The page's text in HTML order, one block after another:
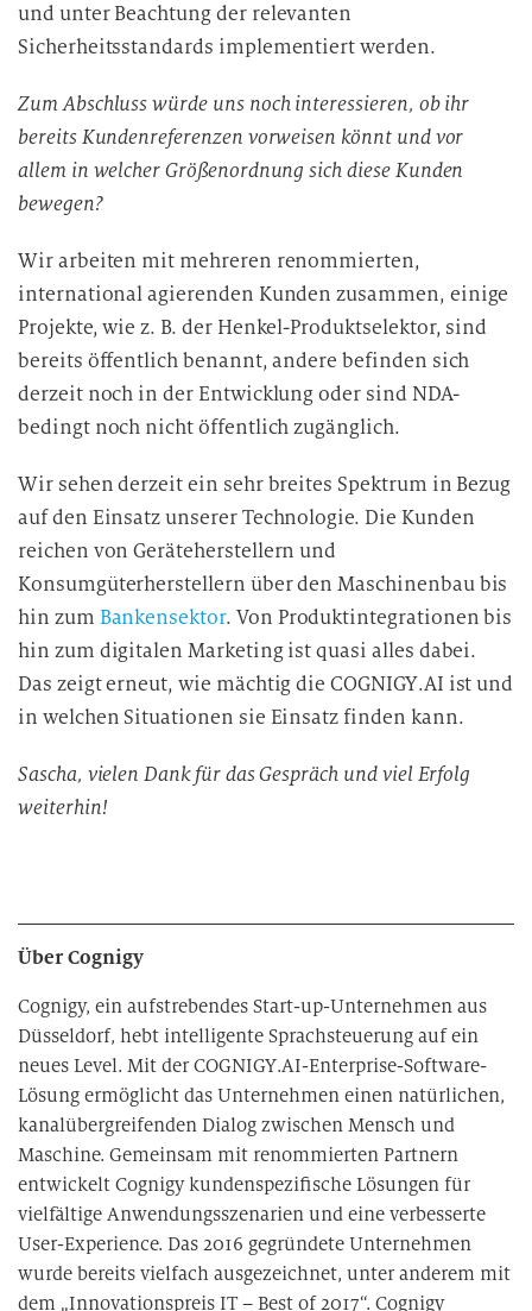
und unter Beachtung der relevanten
Sicherheitsstandards implementiert werden.
Zum Abschluss würde uns noch interessieren, ob ihr
bereits Kundenreferenzen vorweisen könnt und vor
allem in welcher Größenordnung sich diese Kunden
bewegen?
Wir arbeiten mit mehreren renommierten,
international agierenden Kunden zusammen, einige
Projekte, wie z. B. der Henkel-Produktselektor, sind
bereits öffentlich benannt, andere befinden sich
derzeit noch in der Entwicklung oder sind NDA-
bedingt noch nicht öffentlich zugänglich.
Wir sehen derzeit ein sehr breites Spektrum in Bezug
auf den Einsatz unserer Technologie. Die Kunden
reichen von Geräteherstellern und
Konsumgüterherstellern über den Maschinenbau bis
hin zum Bankensektor. Von Produktintegrationen bis
hin zum digitalen Marketing ist quasi alles dabei.
Das zeigt erneut, wie mächtig die COGNIGY.AI ist und
in welchen Situationen sie Einsatz finden kann.
Sascha, vielen Dank für das Gespräch und viel Erfolg
weiterhin!
Über Cognigy
Cognigy, ein aufstrebendes Start-up-Unternehmen aus
Düsseldorf, hebt intelligente Sprachsteuerung auf ein
neues Level. Mit der COGNIGY.AI-Enterprise-Software-
Lösung ermöglicht das Unternehmen einen natürlichen,
kanalübergreifenden Dialog zwischen Mensch und
Maschine. Gemeinsam mit renommierten Partnern
entwickelt Cognigy kundenspezifische Lösungen für
vielfältige Anwendungsszenarien und eine verbesserte
User-Experience. Das 2016 gegründete Unternehmen
wurde bereits vielfach ausgezeichnet, unter anderem mit
dem „Innovationspreis IT – Best of 2017“. Cognigy